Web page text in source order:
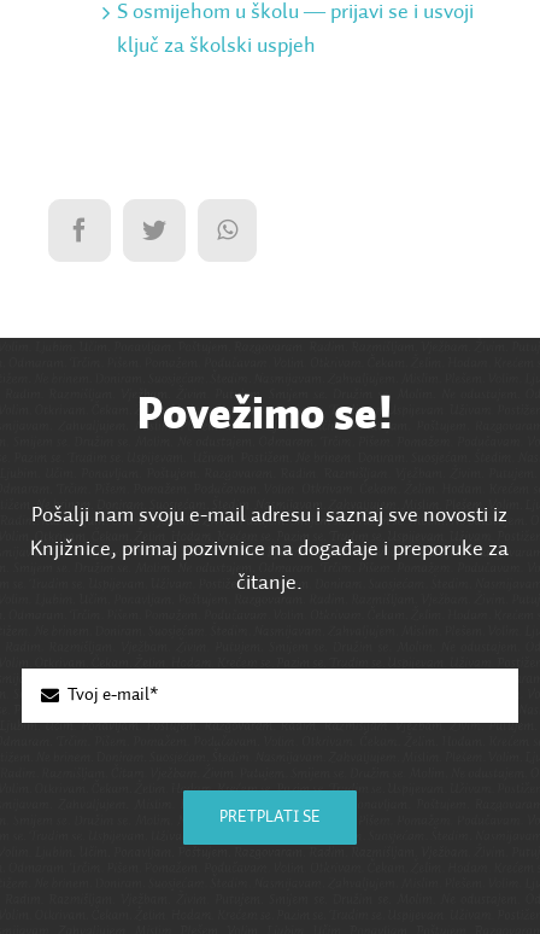
S osmijehom u školu ― prijavi se i usvoji
ključ za školski uspjeh
Povežimo se!
Pošalji nam svoju e-mail adresu i saznaj sve novosti iz
Knjižnice, primaj pozivnice na događaje i preporuke za
čitanje.
PRETPLATI SE